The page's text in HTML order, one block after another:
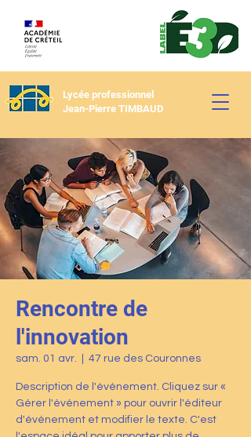
Lycée professionnel
Jean-Pierre TIMBAUD
Rencontre de
l'innovation
sam. 01 avr. 47 rue des Couronnes
Description de l'événement. Cliquez sur «
Gérer l'événement » pour ouvrir l'éditeur
d'événement et modifier le texte. C'est